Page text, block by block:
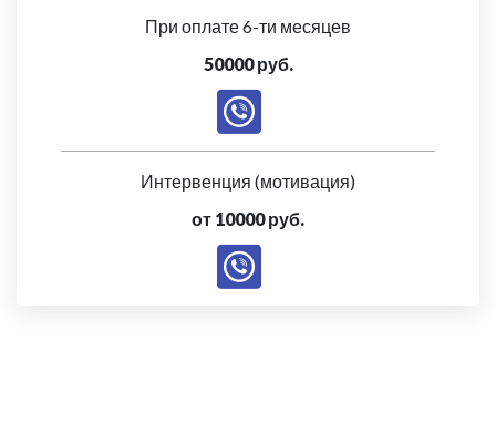
При оплате 6-ти месяцев
50000 руб.
Интервенция (мотивация)
от 10000 руб.